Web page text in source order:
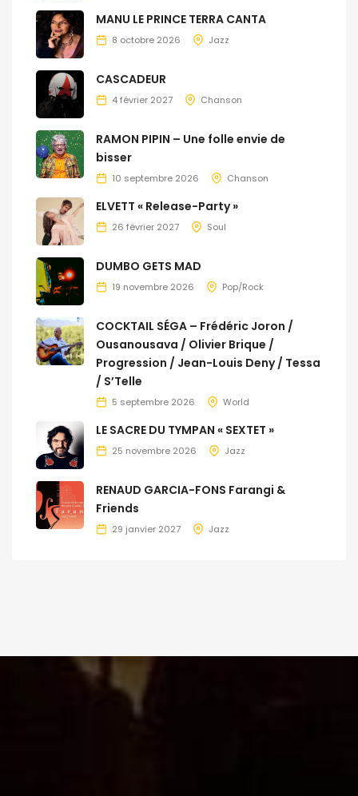
MANU LE PRINCE TERRA CANTA
8 octobre 2026 Jazz
CASCADEUR
4 février 2027 Chanson
RAMON PIPIN – Une folle envie de
bisser
10 septembre 2026 Chanson
ELVETT « Release-Party »
26 février 2027 Soul
DUMBO GETS MAD
19 novembre 2026 Pop/Rock
COCKTAIL SÉGA – Frédéric Joron /
Ousanousava / Olivier Brique /
Progression / Jean-Louis Deny / Tessa
/ S’Telle
5 septembre 2026 World
LE SACRE DU TYMPAN « SEXTET »
25 novembre 2026 Jazz
RENAUD GARCIA-FONS Farangi &
Friends
29 janvier 2027 Jazz